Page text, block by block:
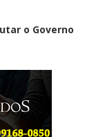
o Governo
o que é